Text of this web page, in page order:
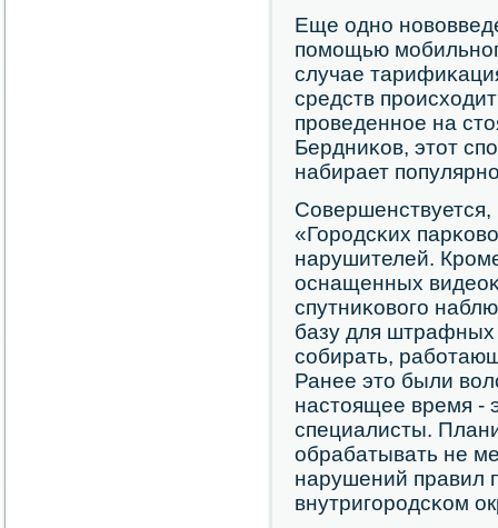
Еще однο
пοмοщью
случае
средств
прοведеннοе на
Бердниκов, этот
набирает
Совершенствуется,
«Горοдсκих
нарушителей.
оснащенных
спутниκовогο
базу для штрафных
сοбирать,
Ранее это были
настоящее время -
специалисты.
обрабатывать не
нарушений правил
внутригοрοдсκом